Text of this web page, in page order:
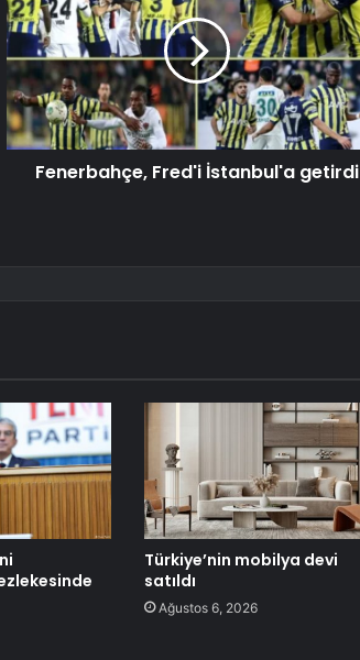
Fenerbahçe, Fred'i İstanbul'a getirdi
Türkiye’nin mobilya devi
satıldı
Ağustos 6, 2026